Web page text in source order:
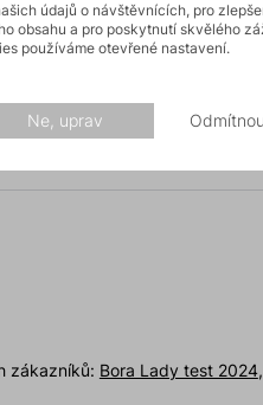
zákazníků: Bora Lady test 2024,
údajů o návštěvnících, pro
obsahu a pro poskytnutí skvělého
používáme otevřené nastavení.
Ne, uprav